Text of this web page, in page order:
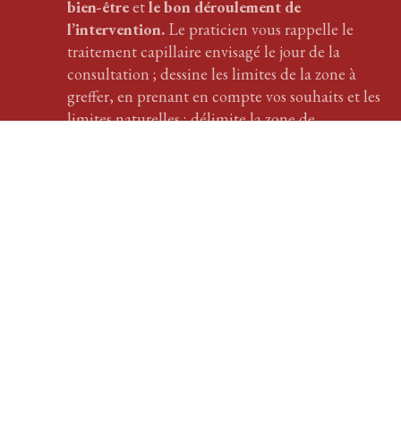
bien-êtreetle bon déroulement de
l’intervention. Le praticien vous rappelle le
traitementcapillaire envisagé le jour de la
consultation ; dessine les limites de la zone à
greffer, en prenant en compte vos souhaits et les
limites naturelles ; délimite la zone de